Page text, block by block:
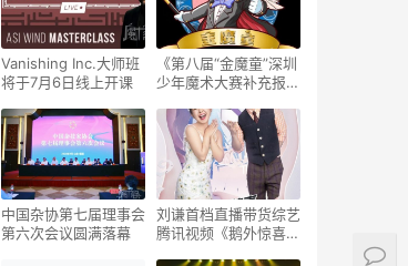
Vanishing Inc.大师班
将于7月6日线上开课
《第八届“金魔童”深圳
少年魔术大赛补充报名
中国杂协第七届理事会
第六次会议圆满落幕
刘谦首档直播带货综艺
腾讯视频《鹅外惊喜》